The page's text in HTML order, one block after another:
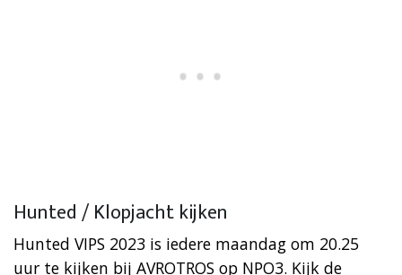
Hunted / Klopjacht kijken
Hunted VIPS 2023 is iedere maandag om 20.25
uur te kijken bij AVROTROS op NPO3. Kijk de